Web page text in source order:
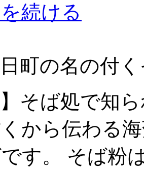
続ける
町の名の付
】そば処で知
から伝わる
す。 そば粉